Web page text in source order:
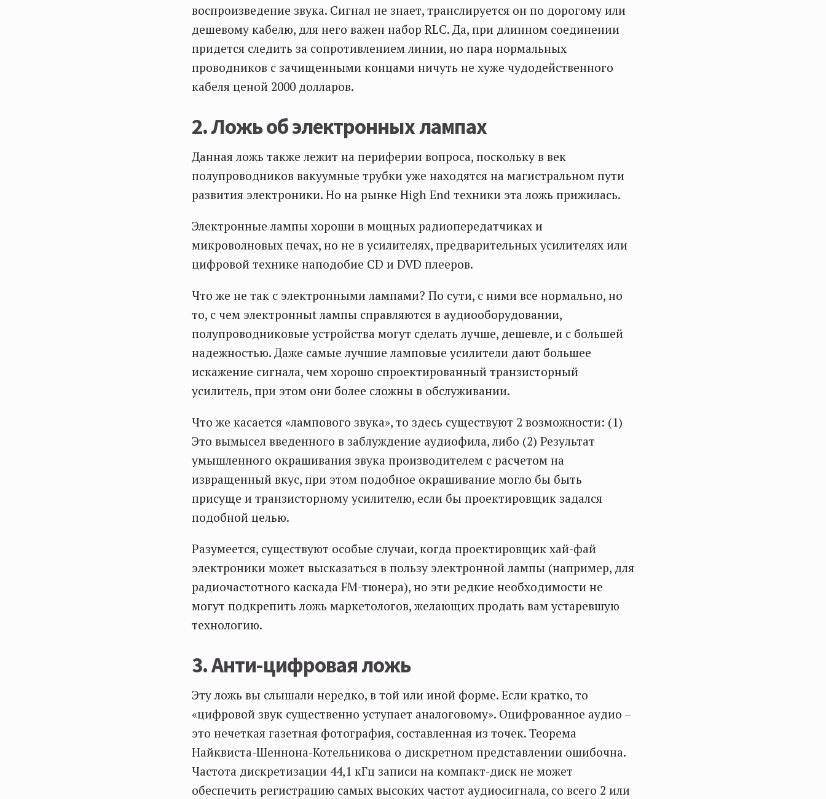
воспроизведение звука. Сигнал не знает, транслируется он по дорогому или
дешевому кабелю, для него важен набор RLC. Да, при длинном соединении
придется следить за сопротивлением линии, но пара нормальных
проводников с зачищенными концами ничуть не хуже чудодейственного
кабеля ценой 2000 долларов.
2. Ложь об электронных лампах
Данная ложь также лежит на периферии вопроса, поскольку в век
полупроводников вакуумные трубки уже находятся на магистральном пути
развития электроники. Но на рынке High End техники эта ложь прижилась.
Электронные лампы хороши в мощных радиопередатчиках и
микроволновых печах, но не в усилителях, предварительных усилителях или
цифровой технике наподобие CD и DVD плееров.
Что же не так с электронными лампами? По сути, с ними все нормально, но
то, с чем электронныt лампы справляются в аудиооборудовании,
полупроводниковые устройства могут сделать лучше, дешевле, и с большей
надежностью. Даже самые лучшие ламповые усилители дают большее
искажение сигнала, чем хорошо спроектированный транзисторный
усилитель, при этом они более сложны в обслуживании.
Что же касается «лампового звука», то здесь существуют 2 возможности: (1)
Это вымысел введенного в заблуждение аудиофила, либо (2) Результат
умышленного окрашивания звука производителем с расчетом на
извращенный вкус, при этом подобное окрашивание могло бы быть
присуще и транзисторному усилителю, если бы проектировщик задался
подобной целью.
Разумеется, существуют особые случаи, когда проектировщик хай-фай
электроники может высказаться в пользу электронной лампы (например, для
радиочастотного каскада FM-тюнера), но эти редкие необходимости не
могут подкрепить ложь маркетологов, желающих продать вам устаревшую
технологию.
3. Анти-цифровая ложь
Эту ложь вы слышали нередко, в той или иной форме. Если кратко, то
«цифровой звук существенно уступает аналоговому». Оцифрованное аудио –
это нечеткая газетная фотография, составленная из точек. Теорема
Найквиста-Шеннона-Котельникова о дискретном представлении ошибочна.
Частота дискретизации 44,1 кГц записи на компакт-диск не может
обеспечить регистрацию самых высоких частот аудиосигнала, со всего 2 или